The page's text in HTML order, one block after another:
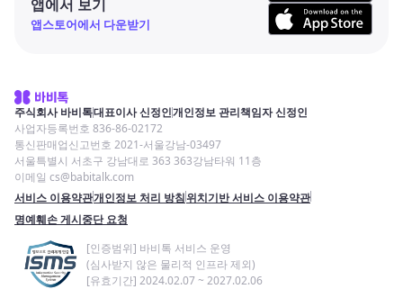
앱에서 보기
앱스토어에서 다운받기
주식회사 바비톡대표이사 신정인개인정보 관리책임자 신정인
사업자등록번호 836-86-02172
통신판매업신고번호 2021-서울강남-03497
서울특별시 서초구 강남대로 363 363강남타워 11층
이메일 cs@babitalk.com
서비스 이용약관개인정보 처리 방침위치기반 서비스 이용약관
명예훼손 게시중단 요청
[인증범위] 바비톡 서비스 운영
(심사받지 않은 물리적 인프라 제외)
[유효기간] 2024.02.07 ~ 2027.02.06